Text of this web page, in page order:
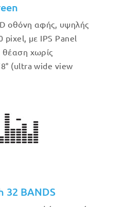
οθόνη αφής, υψηλής
pixel, με IPS Panel
θέαση χωρίς
(ultra wide view
32 BANDS